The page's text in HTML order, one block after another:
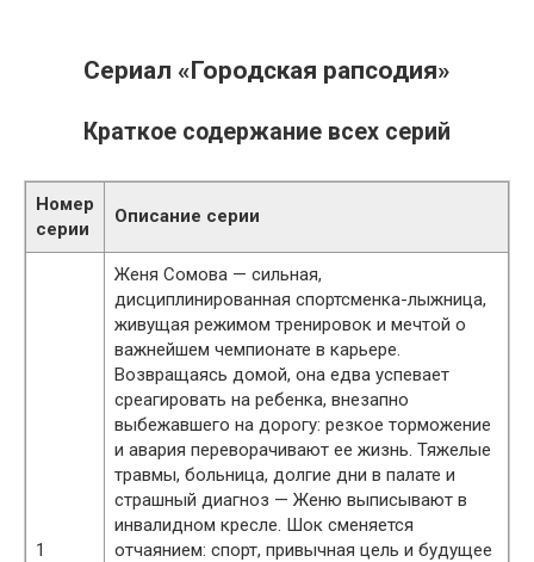
Сериал «Городская рапсодия»
Краткое содержание всех серий
Номер
серии
Описание серии
1
Женя Сомова — сильная,
дисциплинированная спортсменка-лыжница,
живущая режимом тренировок и мечтой о
важнейшем чемпионате в карьере.
Возвращаясь домой, она едва успевает
среагировать на ребенка, внезапно
выбежавшего на дорогу: резкое торможение
и авария переворачивают ее жизнь. Тяжелые
травмы, больница, долгие дни в палате и
страшный диагноз — Женю выписывают в
инвалидном кресле. Шок сменяется
отчаянием: спорт, привычная цель и будущее